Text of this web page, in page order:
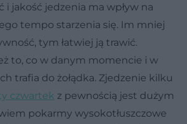
i jakość jedzenia ma wpływ na
tempo starzenia się. Im mniej
tym łatwiej ją trawić.
to, co w danym momencie i w
trafia do żołądka. Zjedzenie kilku
czwartek z pewnością jest dużym
pokarmy wysokotłuszczowe